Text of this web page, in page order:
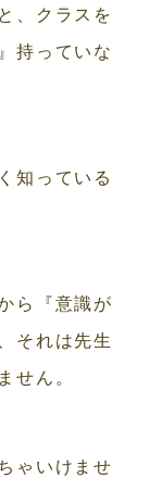
、クラスを
持っていな
知っている
ら『意識が
それは先生
せん。
ゃいけませ